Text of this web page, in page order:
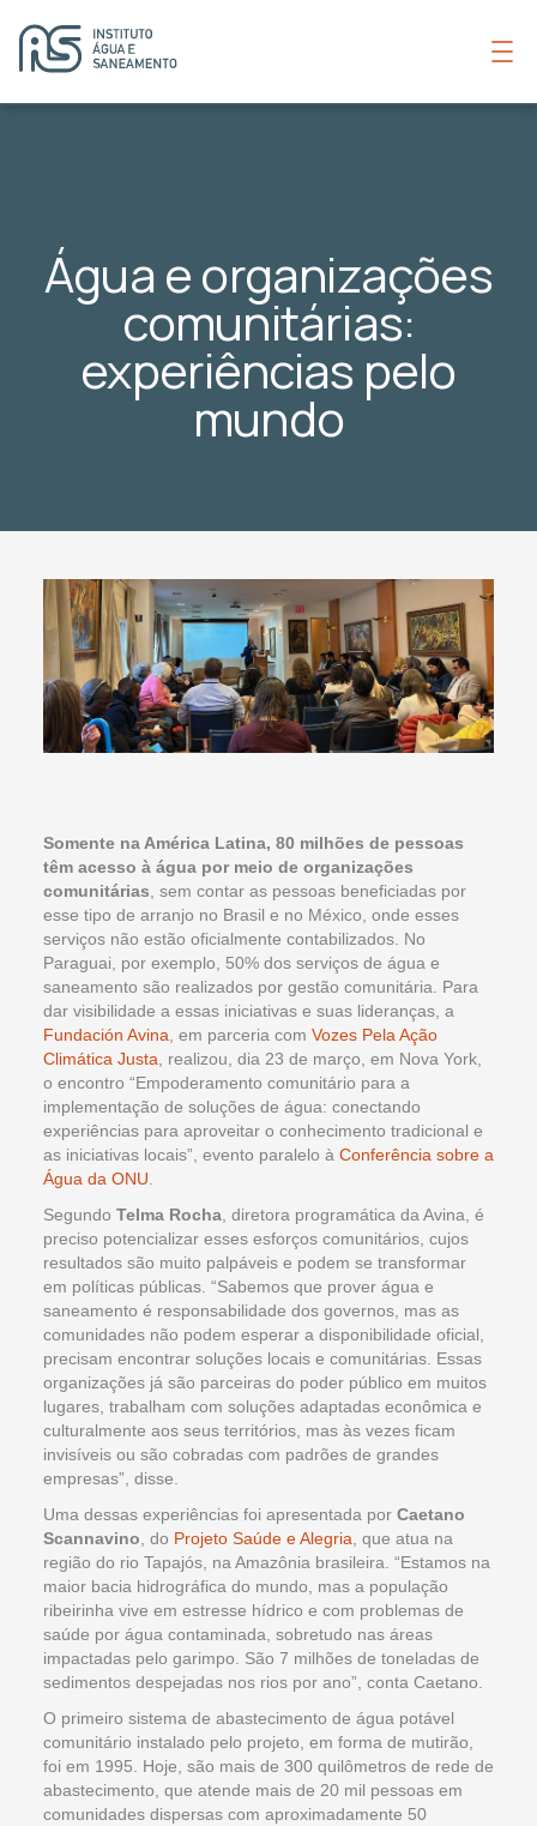
Água e organizações
comunitárias:
experiências pelo
mundo
Somente na América Latina, 80 milhões de pessoas
têm acesso à água por meio de organizações
comunitárias, sem contar as pessoas beneficiadas por
esse tipo de arranjo no Brasil e no México, onde esses
serviços não estão oficialmente contabilizados. No
Paraguai, por exemplo, 50% dos serviços de água e
saneamento são realizados por gestão comunitária. Para
dar visibilidade a essas iniciativas e suas lideranças, a
Fundación Avina, em parceria com Vozes Pela Ação
Climática Justa, realizou, dia 23 de março, em Nova York,
o encontro “Empoderamento comunitário para a
implementação de soluções de água: conectando
experiências para aproveitar o conhecimento tradicional e
as iniciativas locais”, evento paralelo à Conferência sobre a
Água da ONU.
Segundo Telma Rocha, diretora programática da Avina, é
preciso potencializar esses esforços comunitários, cujos
resultados são muito palpáveis e podem se transformar
em políticas públicas. “Sabemos que prover água e
saneamento é responsabilidade dos governos, mas as
comunidades não podem esperar a disponibilidade oficial,
precisam encontrar soluções locais e comunitárias. Essas
organizações já são parceiras do poder público em muitos
lugares, trabalham com soluções adaptadas econômica e
culturalmente aos seus territórios, mas às vezes ficam
invisíveis ou são cobradas com padrões de grandes
empresas”, disse.
Uma dessas experiências foi apresentada por Caetano
Scannavino, do Projeto Saúde e Alegria, que atua na
região do rio Tapajós, na Amazônia brasileira. “Estamos na
maior bacia hidrográfica do mundo, mas a população
ribeirinha vive em estresse hídrico e com problemas de
saúde por água contaminada, sobretudo nas áreas
impactadas pelo garimpo. São 7 milhões de toneladas de
sedimentos despejadas nos rios por ano”, conta Caetano.
O primeiro sistema de abastecimento de água potável
comunitário instalado pelo projeto, em forma de mutirão,
foi em 1995. Hoje, são mais de 300 quilômetros de rede de
abastecimento, que atende mais de 20 mil pessoas em
comunidades dispersas com aproximadamente 50